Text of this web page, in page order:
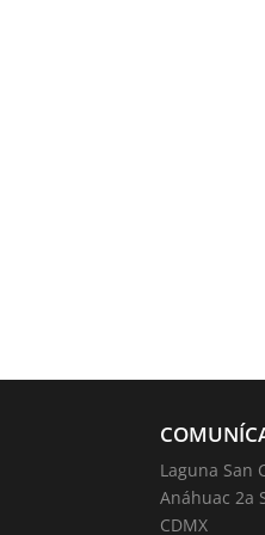
Laguna San
Anáhuac 2a
CDMX